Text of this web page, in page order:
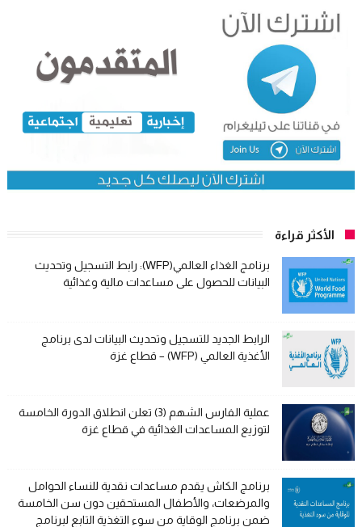
الأكثر قراءة
برنامج الغذاء العالمي(WFP): رابط التسجيل وتحديث
البيانات للحصول على مساعدات مالية وغذائية
الرابط الجديد للتسجيل وتحديث البيانات لدى برنامج
الأغذية العالمي (WFP) – قطاع غزة
عملية الفارس الشهم (3) تعلن انطلاق الدورة الخامسة
لتوزيع المساعدات الغذائية في قطاع غزة
برنامج الكاش يقدم مساعدات نقدية للنساء الحوامل
والمرضعات، والأطفال المستحقين دون سن الخامسة
ضمن برنامج الوقاية من سوء التغذية التابع لبرنامج